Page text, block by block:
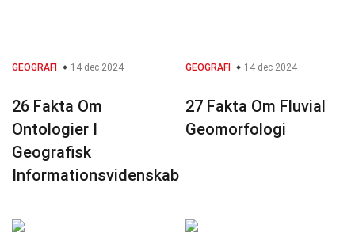
GEOGRAFI 14 dec 2024
26 Fakta Om
Ontologier I
Geografisk
Informationsvidenskab
GEOGRAFI 14 dec 2024
27 Fakta Om Fluvial
Geomorfologi